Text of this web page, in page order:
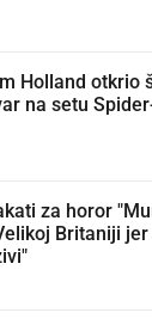
Holland otkrio
na setu
za horor
Britaniji